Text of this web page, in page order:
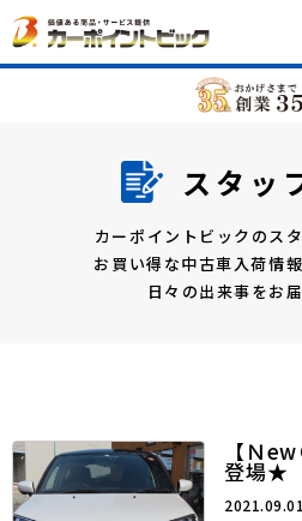
スタッ
カーポイントビックのス
お買い得な中古車入荷情
日々の出来事をお
【Ｎ
登場★
2021.09.01